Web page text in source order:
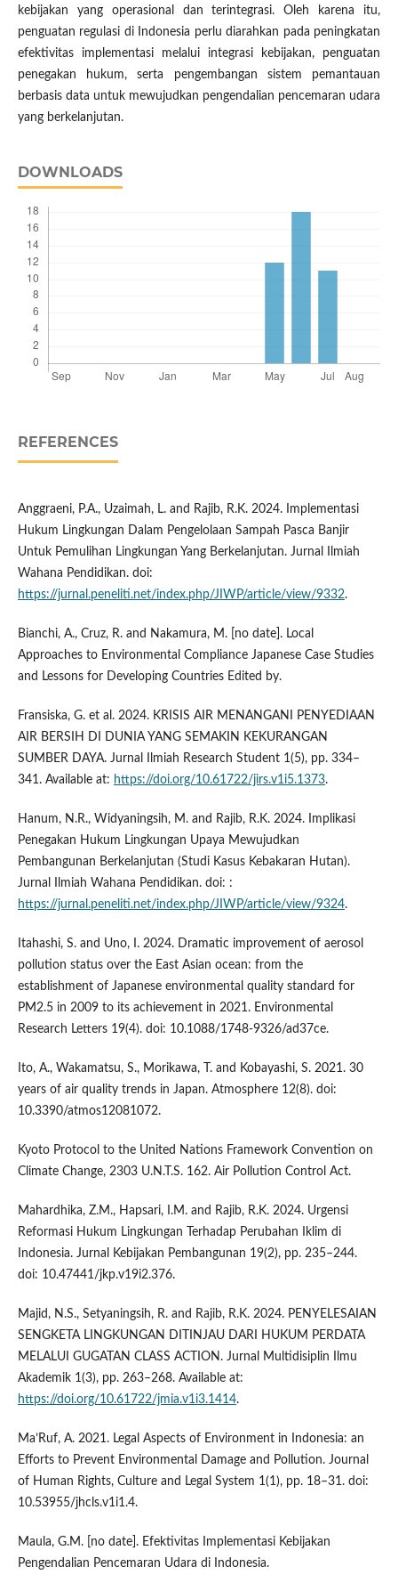
kebijakan yang operasional dan terintegrasi. Oleh karena itu,
penguatan regulasi di Indonesia perlu diarahkan pada peningkatan
efektivitas implementasi melalui integrasi kebijakan, penguatan
penegakan hukum, serta pengembangan sistem pemantauan
berbasis data untuk mewujudkan pengendalian pencemaran udara
yang berkelanjutan.
DOWNLOADS
REFERENCES
Anggraeni, P.A., Uzaimah, L. and Rajib, R.K. 2024. Implementasi
Hukum Lingkungan Dalam Pengelolaan Sampah Pasca Banjir
Untuk Pemulihan Lingkungan Yang Berkelanjutan. Jurnal Ilmiah
Wahana Pendidikan. doi:
https://jurnal.peneliti.net/index.php/JIWP/article/view/9332.
Bianchi, A., Cruz, R. and Nakamura, M. [no date]. Local
Approaches to Environmental Compliance Japanese Case Studies
and Lessons for Developing Countries Edited by.
Fransiska, G. et al. 2024. KRISIS AIR MENANGANI PENYEDIAAN
AIR BERSIH DI DUNIA YANG SEMAKIN KEKURANGAN
SUMBER DAYA. Jurnal Ilmiah Research Student 1(5), pp. 334–
341. Available at: https://doi.org/10.61722/jirs.v1i5.1373.
Hanum, N.R., Widyaningsih, M. and Rajib, R.K. 2024. Implikasi
Penegakan Hukum Lingkungan Upaya Mewujudkan
Pembangunan Berkelanjutan (Studi Kasus Kebakaran Hutan).
Jurnal Ilmiah Wahana Pendidikan. doi: :
https://jurnal.peneliti.net/index.php/JIWP/article/view/9324.
Itahashi, S. and Uno, I. 2024. Dramatic improvement of aerosol
pollution status over the East Asian ocean: from the
establishment of Japanese environmental quality standard for
PM2.5 in 2009 to its achievement in 2021. Environmental
Research Letters 19(4). doi: 10.1088/1748-9326/ad37ce.
Ito, A., Wakamatsu, S., Morikawa, T. and Kobayashi, S. 2021. 30
years of air quality trends in Japan. Atmosphere 12(8). doi:
10.3390/atmos12081072.
Kyoto Protocol to the United Nations Framework Convention on
Climate Change, 2303 U.N.T.S. 162. Air Pollution Control Act.
Mahardhika, Z.M., Hapsari, I.M. and Rajib, R.K. 2024. Urgensi
Reformasi Hukum Lingkungan Terhadap Perubahan Iklim di
Indonesia. Jurnal Kebijakan Pembangunan 19(2), pp. 235–244.
doi: 10.47441/jkp.v19i2.376.
Majid, N.S., Setyaningsih, R. and Rajib, R.K. 2024. PENYELESAIAN
SENGKETA LINGKUNGAN DITINJAU DARI HUKUM PERDATA
MELALUI GUGATAN CLASS ACTION. Jurnal Multidisiplin Ilmu
Akademik 1(3), pp. 263–268. Available at:
https://doi.org/10.61722/jmia.v1i3.1414.
Ma’Ruf, A. 2021. Legal Aspects of Environment in Indonesia: an
Efforts to Prevent Environmental Damage and Pollution. Journal
of Human Rights, Culture and Legal System 1(1), pp. 18–31. doi:
10.53955/jhcls.v1i1.4.
Maula, G.M. [no date]. Efektivitas Implementasi Kebijakan
Pengendalian Pencemaran Udara di Indonesia.